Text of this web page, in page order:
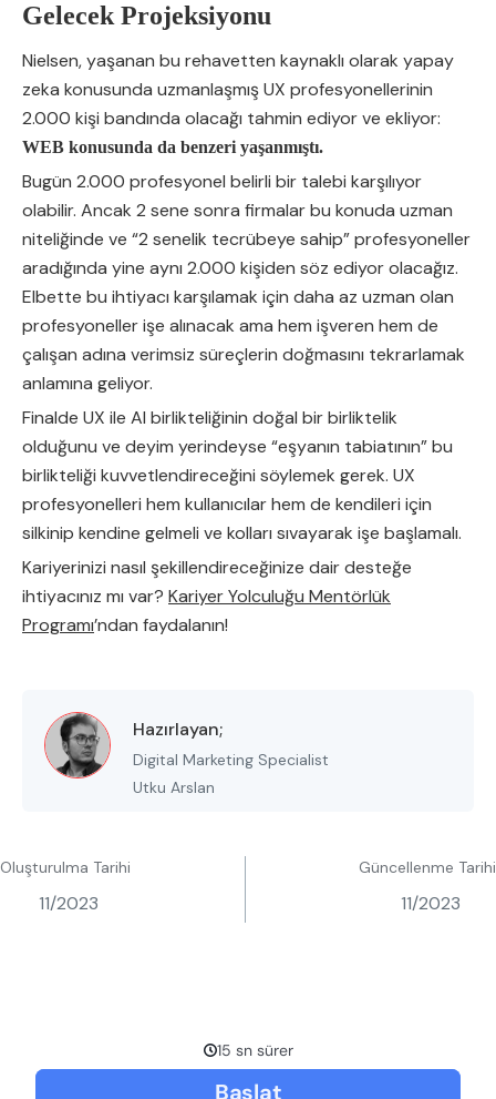
Gelecek Projeksiyonu
Nielsen, yaşanan bu rehavetten kaynaklı olarak yapay
zeka konusunda uzmanlaşmış UX profesyonellerinin
2.000 kişi bandında olacağı tahmin ediyor ve ekliyor:
WEB konusunda da benzeri yaşanmıştı.
Bugün 2.000 profesyonel belirli bir talebi karşılıyor
olabilir. Ancak 2 sene sonra firmalar bu konuda uzman
niteliğinde ve “2 senelik tecrübeye sahip” profesyoneller
aradığında yine aynı 2.000 kişiden söz ediyor olacağız.
Elbette bu ihtiyacı karşılamak için daha az uzman olan
profesyoneller işe alınacak ama hem işveren hem de
çalışan adına verimsiz süreçlerin doğmasını tekrarlamak
anlamına geliyor.
Finalde UX ile AI birlikteliğinin doğal bir birliktelik
olduğunu ve deyim yerindeyse “eşyanın tabiatının” bu
birlikteliği kuvvetlendireceğini söylemek gerek. UX
profesyonelleri hem kullanıcılar hem de kendileri için
silkinip kendine gelmeli ve kolları sıvayarak işe başlamalı.
Kariyerinizi nasıl şekillendireceğinize dair desteğe
ihtiyacınız mı var? Kariyer Yolculuğu Mentörlük
Programı’ndan faydalanın!
Hazırlayan;
Digital Marketing Specialist
Utku Arslan
Oluşturulma Tarihi
11/2023
Güncellenme Tarihi
11/2023